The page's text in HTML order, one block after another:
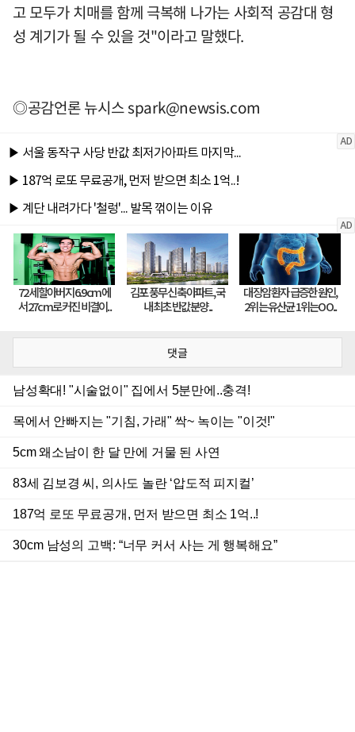
고 모두가 치매를 함께 극복해 나가는 사회적 공감대 형
성 계기가 될 수 있을 것"이라고 말했다.
◎공감언론 뉴시스spark@newsis.com
댓글